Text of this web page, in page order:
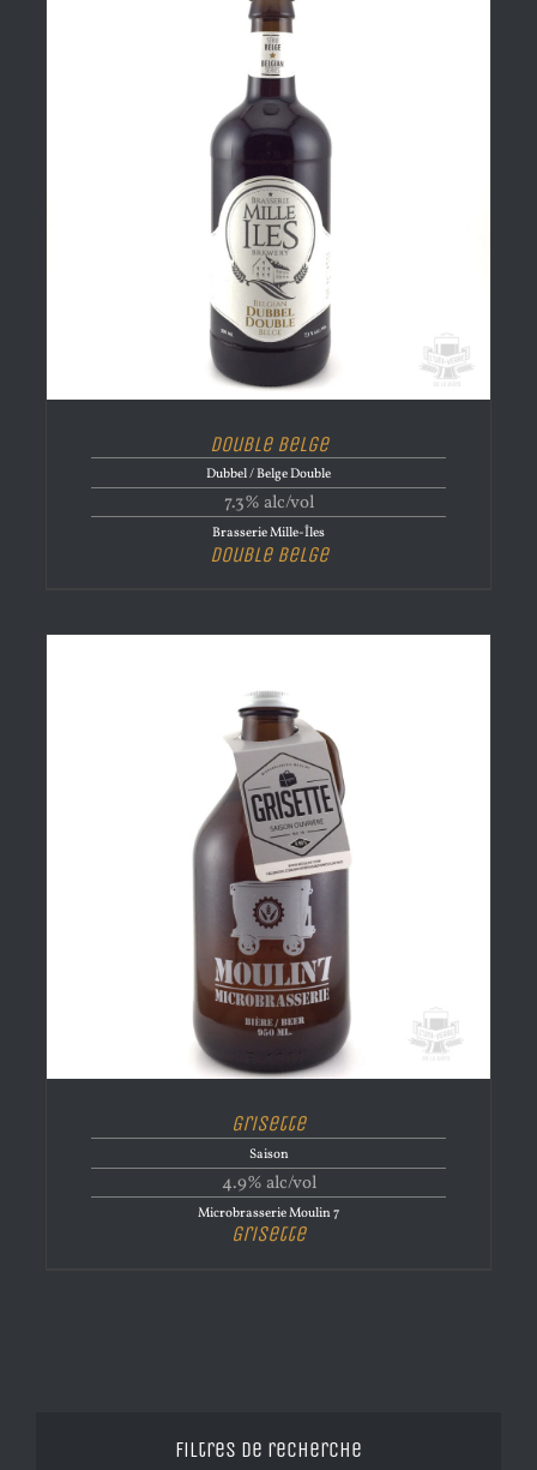
Double Belge
Dubbel / Belge Double
7.3% alc/vol
Brasserie Mille-Îles
Double Belge
Grisette
Saison
4.9% alc/vol
Microbrasserie Moulin 7
Grisette
Filtres de recherche